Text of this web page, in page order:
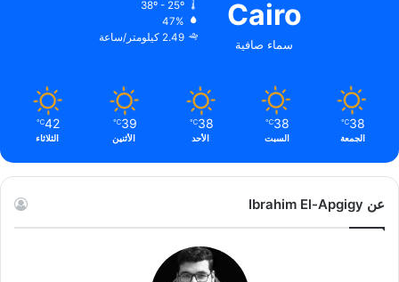
Cairo
سماء صافية
38º - 25º
47%
2.49 كيلومتر/ساعة
38
℃
الجمعة
38
℃
السبت
38
℃
الأحد
39
℃
الأثنين
42
℃
الثلاثاء
عن Ibrahim El-Apgigy